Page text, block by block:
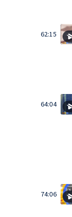
62:15
64:04
74:06